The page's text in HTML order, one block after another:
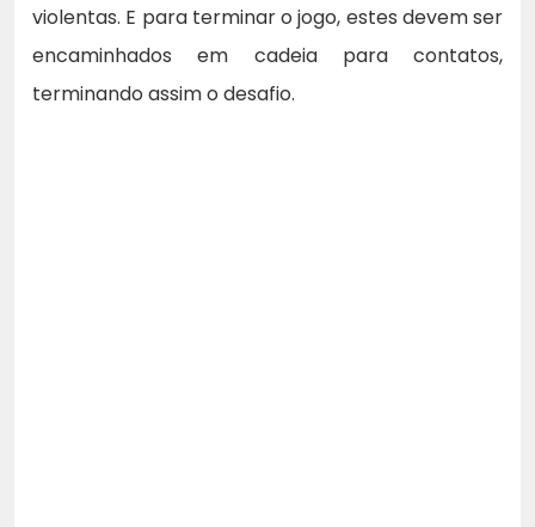
violentas. E para terminar o jogo, estes devem ser
encaminhados em cadeia para contatos,
terminando assim o desafio.